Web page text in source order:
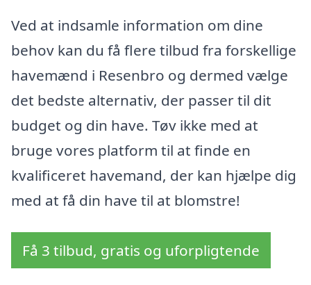
Ved at indsamle information om dine
behov kan du få flere tilbud fra forskellige
havemænd i Resenbro og dermed vælge
det bedste alternativ, der passer til dit
budget og din have. Tøv ikke med at
bruge vores platform til at finde en
kvalificeret havemand, der kan hjælpe dig
med at få din have til at blomstre!
Få 3 tilbud, gratis og uforpligtende